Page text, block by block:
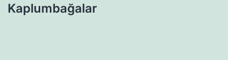
Kaplumbağalar